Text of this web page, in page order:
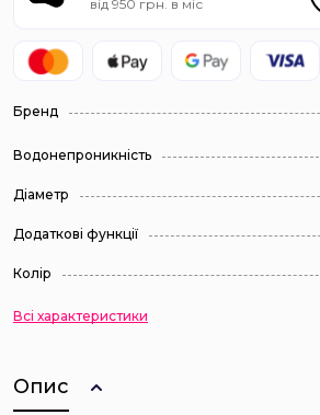
від 950 грн. в міс
Бренд
Водонепроникність
Діаметр
Додаткові функції
Колір
Всі характеристики
Опис